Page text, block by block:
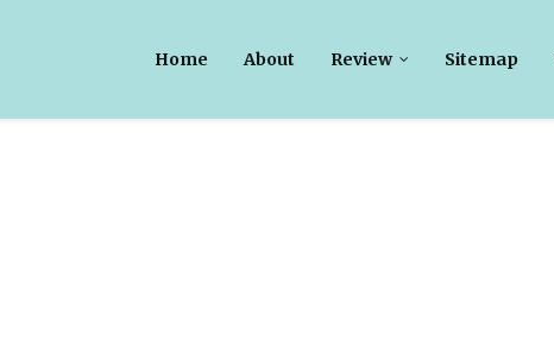
Home About Review Sitemap